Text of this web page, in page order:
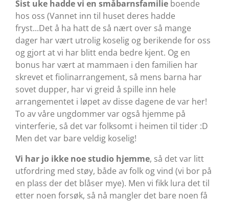
Sist uke hadde vi en småbarnsfamilie boende
hos oss (Vannet inn til huset deres hadde
fryst...Det å ha hatt de så nært over så mange
dager har vært utrolig koselig og berikende for oss
og gjort at vi har blitt enda bedre kjent. Og en
bonus har vært at mammaen i den familien har
skrevet et fiolinarrangement, så mens barna har
sovet dupper, har vi greid å spille inn hele
arrangementet i løpet av disse dagene de var her!
To av våre ungdommer var også hjemme på
vinterferie, så det var folksomt i heimen til tider :D
Men det var bare veldig koselig!
Vi har jo ikke noe studio hjemme, så det var litt
utfordring med støy, både av folk og vind (vi bor på
en plass der det blåser mye). Men vi fikk lura det til
etter noen forsøk, så nå mangler det bare noen få